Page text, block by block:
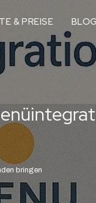
& PREISE BLOG
bringen